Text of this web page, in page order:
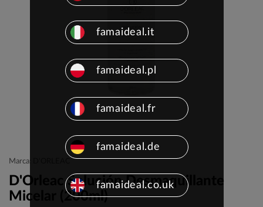
Marca: D'ORLEAC
D'Orleac Solución Desmaquillante
Micelar (200ml)
famaideal.it
famaideal.pl
famaideal.fr
famaideal.de
famaideal.co.uk